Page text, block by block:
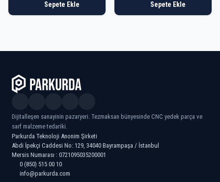
Sepete Ekle Sepete Ekle
Dijitalleşen sanayinin pazaryeri. Tezmaksan bünyesinde CNC yedek parça ve
sarf malzeme tedariki.
Parkurda Teknoloji Anonim Şirketi
Abdi İpekçi Caddesi No: 129, 34040 Bayrampaşa / İstanbul
Mersis Numarası : 0721095035200001
0 (850) 515 00 10
info@parkurda.com